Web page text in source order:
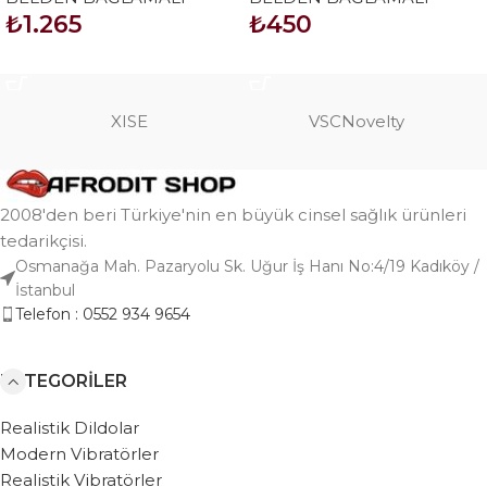
₺1.265
Kırmızı
₺450
XISE VSCNovelty
2008'den beri Türkiye'nin en büyük cinsel sağlık ürünleri
tedarikçisi.
Osmanağa Mah. Pazaryolu Sk. Uğur İş Hanı No:4/19 Kadıköy /
İstanbul
Telefon : 0552 934 9654
KATEGORILER
Realistik Dildolar
Modern Vibratörler
Realistik Vibratörler